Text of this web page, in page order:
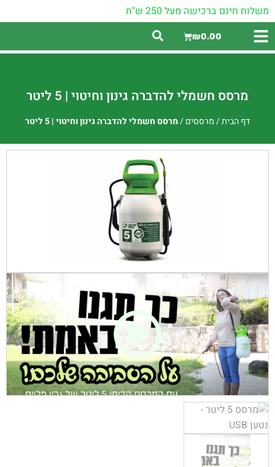
משלוח חינם ברכישה מעל 250 ש"ח
₪0.00
מרסס חשמלי להדברה גינון וחיטוי | 5 ליטר
דף הבית/מרססים/מרסס חשמלי להדברה גינון וחיטוי | 5 ליטר